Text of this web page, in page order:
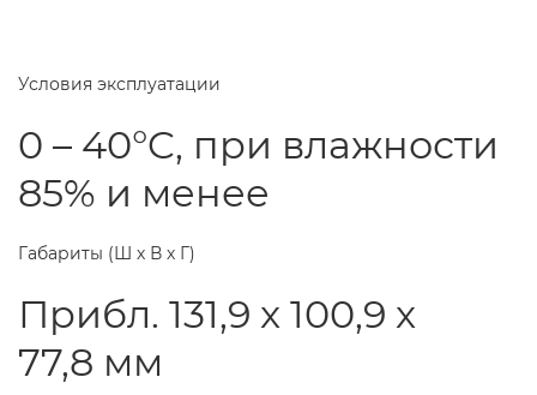
Условия эксплуатации
0 – 40°C, при влажности
85% и менее
Габариты (Ш х В х Г)
Прибл. 131,9 x 100,9 x
77,8 мм